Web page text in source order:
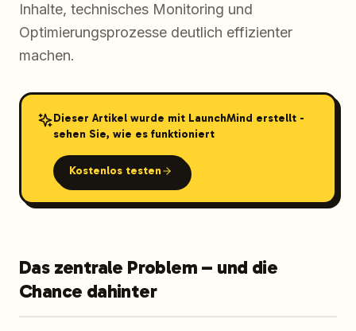
Inhalte, technisches Monitoring und
Optimierungsprozesse deutlich effizienter
machen.
Dieser Artikel wurde mit LaunchMind erstellt -
sehen Sie, wie es funktioniert
Kostenlos testen
Das zentrale Problem – und die
Chance dahinter